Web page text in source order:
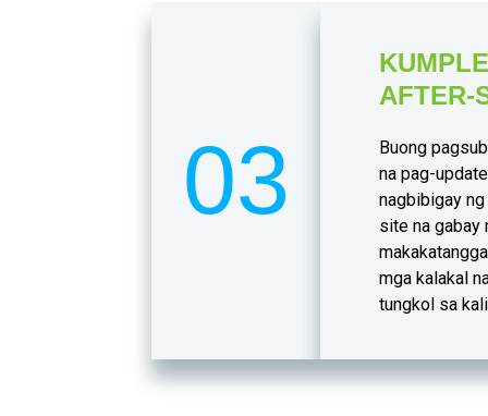
03
AFTER-
Buong
na pag-
nagbibigay
site na gabay
mga kalakal
tungkol sa